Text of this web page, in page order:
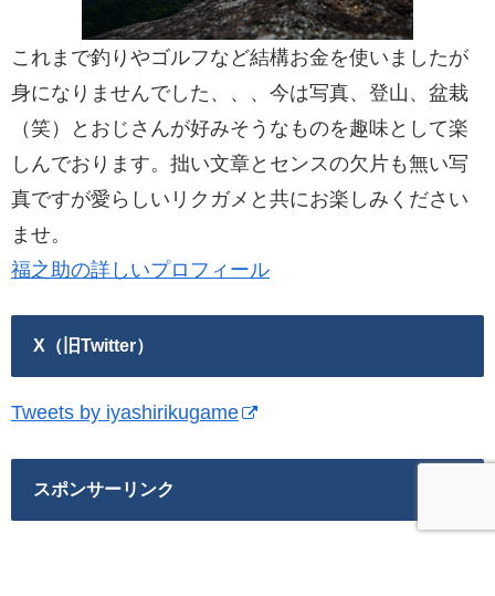
これまで釣りやゴルフなど結構お金を使いましたが
身になりませんでした、、、今は写真、登山、盆栽
（笑）とおじさんが好みそうなものを趣味として楽
しんでおります。拙い文章とセンスの欠片も無い写
真ですが愛らしいリクガメと共にお楽しみください
ませ。
福之助の詳しいプロフィール
X（旧Twitter）
Tweets by iyashirikugame
スポンサーリンク